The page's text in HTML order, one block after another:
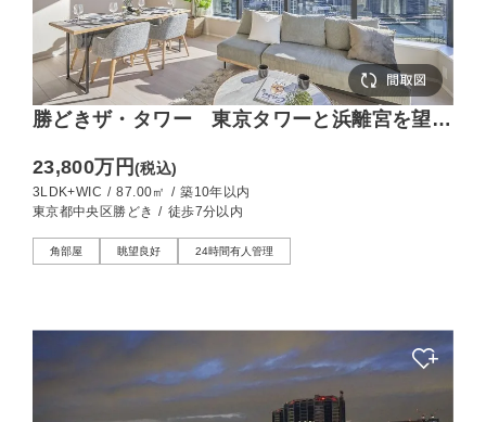
勝どきザ・タワー 東京タワーと浜離宮を望
23,800万円(税込)
3LDK+WIC / 87.00㎡ / 築10年以内
東京都中央区勝どき / 徒歩7分以内
角部屋 眺望良好 24時間有人管理